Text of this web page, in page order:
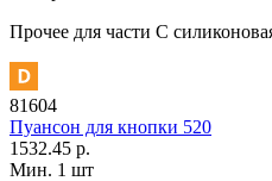
Прочее для части C
81604
Пуансон для кнопки 520
1532.45 р.
Мин. 1 шт